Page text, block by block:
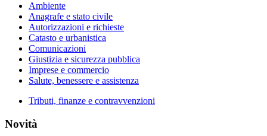
Ambiente
Anagrafe e stato civile
Autorizzazioni e richieste
Catasto e urbanistica
Comunicazioni
Giustizia e sicurezza pubblica
Imprese e commercio
Salute, benessere e assistenza
Tributi, finanze e contravvenzioni
Novità